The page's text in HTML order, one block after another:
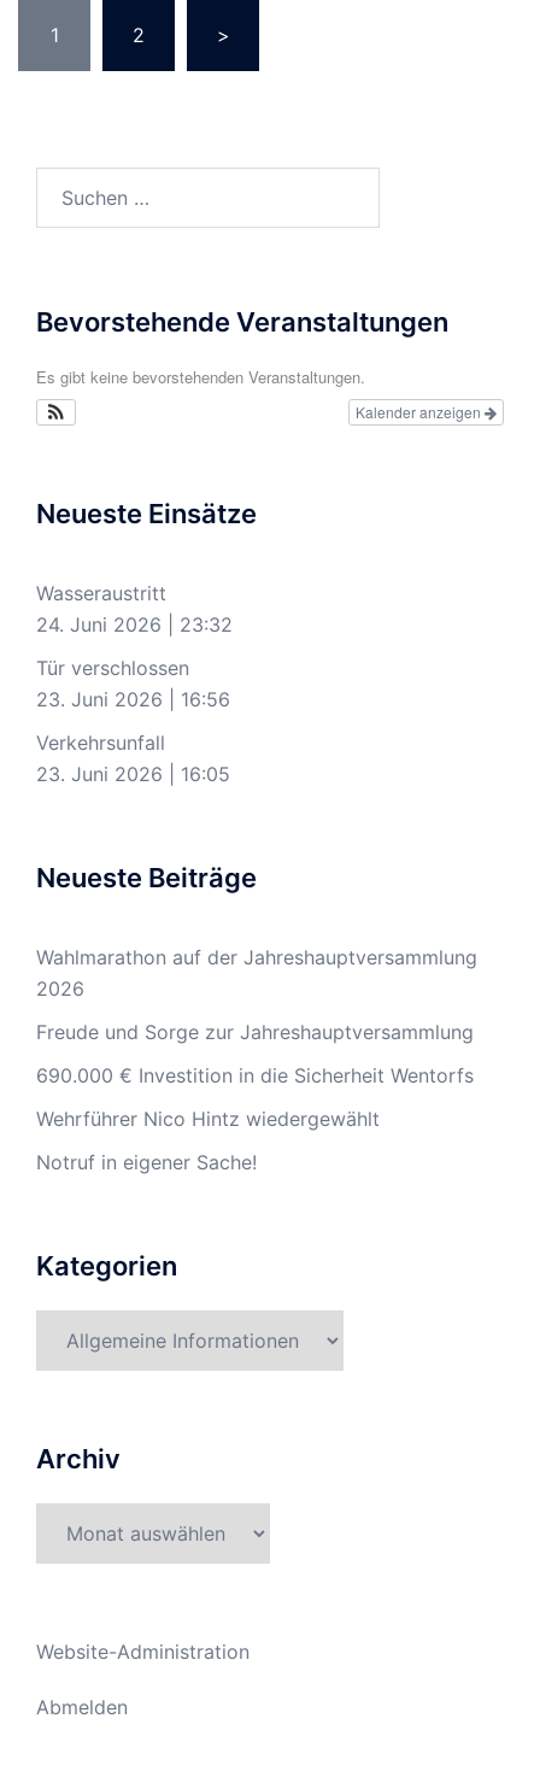
der
Beiträge
1 2 >
Bevorstehende Veranstaltungen
Es gibt keine bevorstehenden Veranstaltungen.
Kalender anzeigen
Neueste Einsätze
Wasseraustritt
24. Juni 2026
23:32
Tür verschlossen
23. Juni 2026
16:56
Verkehrsunfall
23. Juni 2026
16:05
Neueste Beiträge
Wahlmarathon auf der Jahreshauptversammlung
2026
Freude und Sorge zur Jahreshauptversammlung
690.000 € Investition in die Sicherheit Wentorfs
Wehrführer Nico Hintz wiedergewählt
Notruf in eigener Sache!
Kategorien
Archiv
Website-Administration
Abmelden